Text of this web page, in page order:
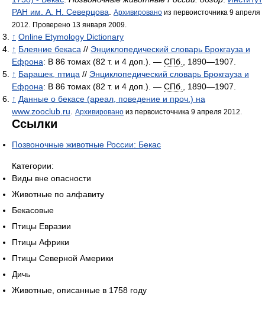
РАН им. А. Н. Северцова. Архивировано из первоисточника 9 апреля
2012.
Проверено 13 января 2009.
↑ Online Etymology Dictionary
↑ Блеяние бекаса // Энциклопедический словарь Брокгауза и
Ефрона: В 86 томах (82 т. и 4 доп.). — СПб., 1890—1907.
↑ Барашек, птица // Энциклопедический словарь Брокгауза и
Ефрона: В 86 томах (82 т. и 4 доп.). — СПб., 1890—1907.
↑ Данные о бекасе (ареал, поведение и проч.) на
www.zooclub.ru. Архивировано из первоисточника 9 апреля 2012.
Ссылки
Позвоночные животные России: Бекас
Категории:
Виды вне опасности
Животные по алфавиту
Бекасовые
Птицы Евразии
Птицы Африки
Птицы Северной Америки
Дичь
Животные, описанные в 1758 году